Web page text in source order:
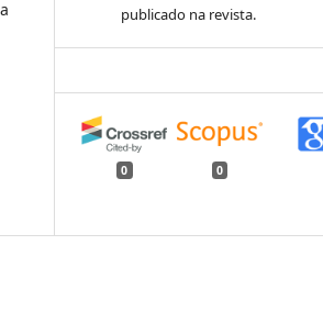
publicado na revista.
0 0